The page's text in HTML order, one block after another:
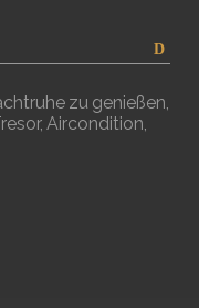
zu genießen,
Aircondition,